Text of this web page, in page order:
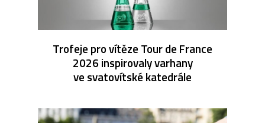
Trofeje pro vítěze Tour de France
2026 inspirovaly varhany
ve svatovítské katedrále